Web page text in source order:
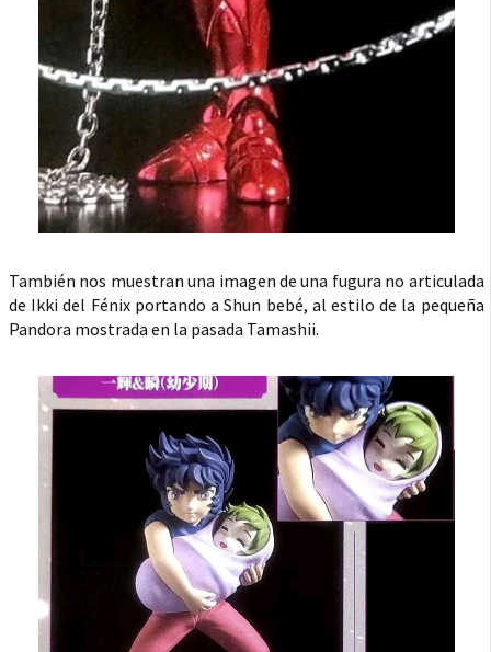
También nos muestran una imagen de una fugura no articulada
de Ikki del Fénix portando a Shun bebé, al estilo de la pequeña
Pandora mostrada en la pasada Tamashii.